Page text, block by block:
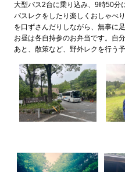
大型バス2台に乗り込み、9時50分
バスレクをしたり楽しくおしゃべ
を口ずさんだりしながら、無事に
お昼は各自持参のお弁当です。自
あと、散策など、野外レクを行う予